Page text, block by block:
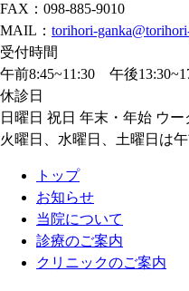
FAX：098-885-9010
MAIL： torihori-
受付時間
午前8:45~11:30 午後
休診日
日曜日 祝日 年末・年始 ウー
火曜日、水曜日、土曜日は
トップ
お知らせ
当院について
診療のご案内
クリニックのご案内